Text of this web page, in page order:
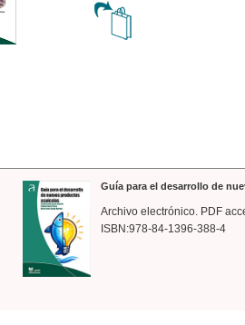
Guía para el desarrollo de
Archivo electrónico. PDF
ISBN:978-84-1396-388-4